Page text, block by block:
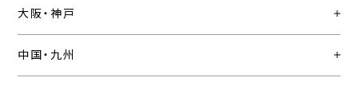
大阪・神戸
中国・九州